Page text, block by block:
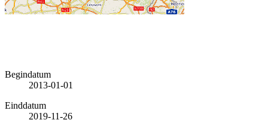
Begindatum
2013-01-01
Einddatum
2019-11-26